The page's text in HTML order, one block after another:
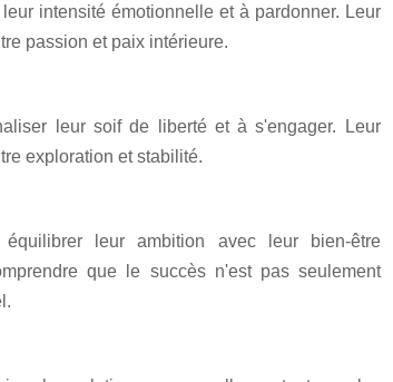
intensité émotionnelle et à pardonner. Leur
passion et paix intérieure.
leur soif de liberté et à s'engager. Leur
exploration et stabilité.
leur ambition avec leur bien-être
que le succès n'est pas seulement